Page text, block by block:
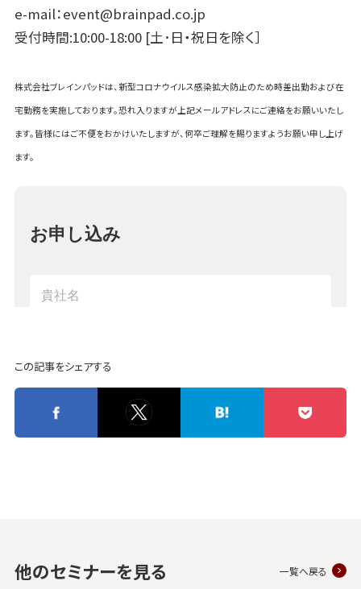
e-mail：event@brainpad.co.jp
受付時間:10:00-18:00 [土･日・祝日を除く］
株式会社ブレインパッドは、新型コロナウイルス感染拡大防止のため時差出勤および在
宅勤務を実施しております。恐れ入りますが上記メールアドレスにご連絡をお願いいたし
ます。皆様にはご不便をおかけいたしますが、何卒ご理解を賜りますようお願い申し上げ
ます。
この記事をシェアする
他のセミナーを見る 一覧へ戻る